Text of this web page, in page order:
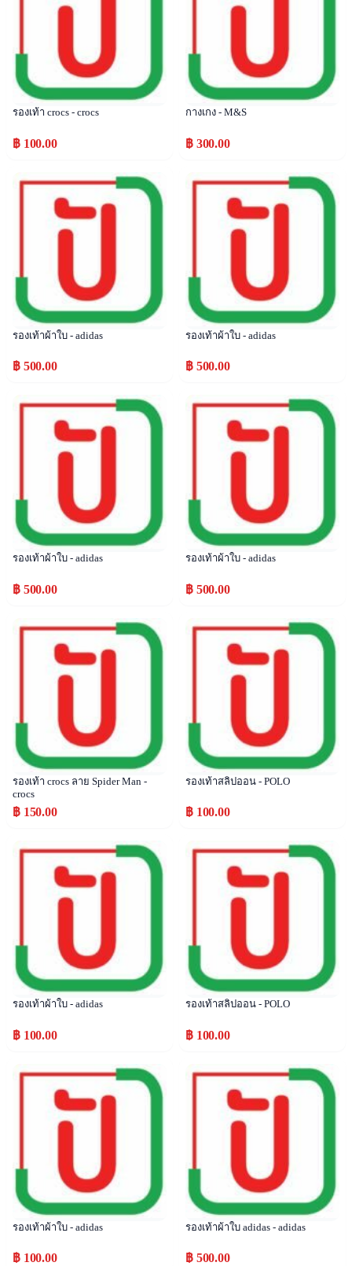
รองเท้า crocs - crocs
฿ 100.00
กางเกง - M&S
฿ 300.00
Popular
รองเท้าผ้าใบ - adidas
฿ 500.00
Popular
รองเท้าผ้าใบ - adidas
฿ 500.00
Popular
รองเท้าผ้าใบ - adidas
฿ 500.00
Popular
รองเท้าผ้าใบ - adidas
฿ 500.00
Popular
รองเท้า crocs ลาย Spider Man -
crocs
฿ 150.00
Popular
รองเท้าสลิปออน - POLO
฿ 100.00
Popular
รองเท้าผ้าใบ - adidas
฿ 100.00
Popular
รองเท้าสลิปออน - POLO
฿ 100.00
Popular
รองเท้าผ้าใบ - adidas
฿ 100.00
Popular
รองเท้าผ้าใบ adidas - adidas
฿ 500.00